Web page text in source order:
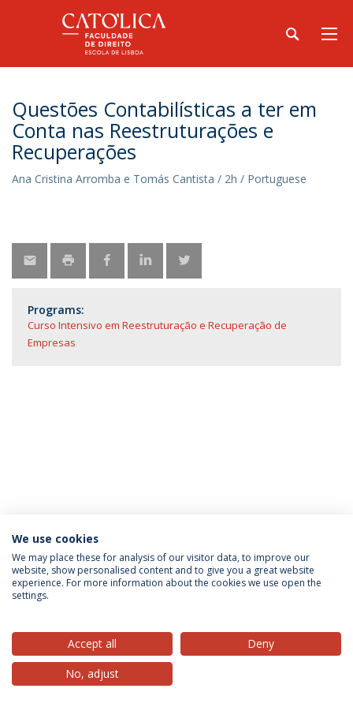
Questões Contabilísticas a ter em
Conta nas Reestruturações e
Recuperações
Ana Cristina Arromba e Tomás Cantista / 2h / Portuguese
Programs:
Curso Intensivo em Reestruturação e Recuperação de
Empresas
Privacy Policy Terms & Conditions Rights of Data Subjects
© 2026 Universidade Católica Portuguesa
We use cookies
We may place these for analysis of our visitor data, to improve our
website, show personalised content and to give you a great website
experience. For more information about the cookies we use open the
settings.
Accept all
Deny
No, adjust